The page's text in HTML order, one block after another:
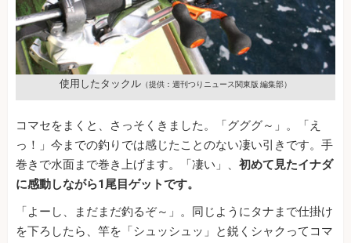
使用したタックル （提供：週刊つりニュース関東版 編集部）
コマセをまくと、さっそくきました。「グググ～」。「え
っ！」今までの釣りでは感じたことのない凄い引きです。手
巻きで水面まで巻き上げます。「凄い」、 初めて見たイナダ
に感動しながら1尾目ゲットです。
「よーし、まだまだ釣るぞ～」。同じようにタナまで仕掛け
を下ろしたら、竿を「シュッシュッ」と鋭くシャクってコマ